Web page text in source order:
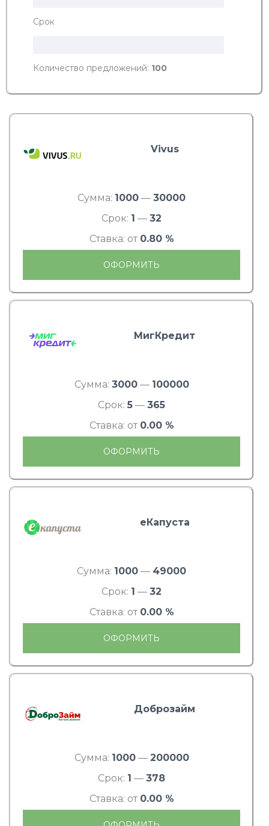
Срок
Количество предложений: 100
Vivus
Сумма: 1000 — 30000
Срок: 1 — 32
Ставка: от 0.80 %
ОФОРМИТЬ
МигКредит
Сумма: 3000— 100000
Срок: 5 — 365
Ставка: от 0.00 %
ОФОРМИТЬ
еКапуста
Сумма: 1000 — 49000
Срок: 1 — 32
Ставка: от 0.00 %
ОФОРМИТЬ
Доброзайм
Сумма: 1000— 200000
Срок: 1 — 378
Ставка: от 0.00 %